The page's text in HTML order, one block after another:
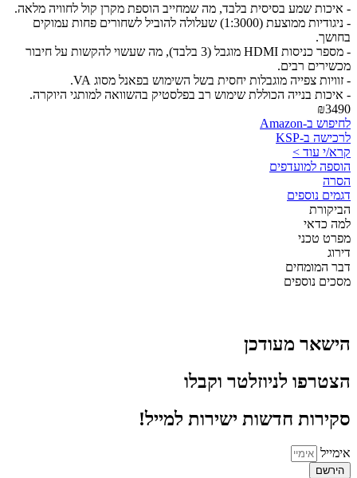
- איכות שמע בסיסית בלבד, מה שמחייב הוספת מקרן קול לחוויה מלאה.
- ניגודיות ממוצעת (1:3000) שעלולה להוביל לשחורים פחות עמוקים
בחושך.
- מספר כניסות HDMI מוגבל (3 בלבד), מה שעשוי להקשות על חיבור
מכשירים רבים.
- זוויות צפייה מוגבלות יחסית בשל השימוש בפאנל מסוג VA.
- איכות בנייה הכוללת שימוש רב בפלסטיק בהשוואה למותגי היוקרה.
₪3490
לחיפוש ב-Amazon
לרכישה ב-KSP
קרא/י עוד >
הוספה למועדפים
הסרה
דגמים נוספים
הביקורת
למה כדאי
מפרט טכני
דירוג
דבר המומחים
מסכים נוספים
הישאר מעודכן
הצטרפו לניוזלטר וקבלו
סקירות חדשות ישירות למייל!
אימייל
הירשם